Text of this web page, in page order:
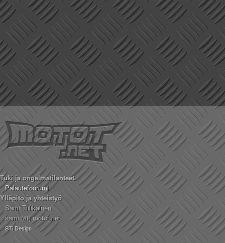
Tuki ja ongelmatilanteet
Palautefoorumi
Ylläpito ja yhteistyö
Sami Tiilikainen
sami (ät) motot.net
STi Design